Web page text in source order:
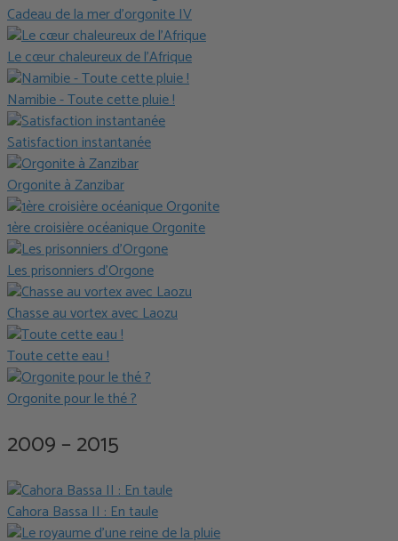
Cadeau de la mer d’orgonite IV
Le cœur chaleureux de l’Afrique
Namibie - Toute cette pluie !
Satisfaction instantanée
Orgonite à Zanzibar
1ère croisière océanique Orgonite
Les prisonniers d’Orgone
Chasse au vortex avec Laozu
Toute cette eau !
Orgonite pour le thé ?
2009 – 2015
Cahora Bassa II : En taule